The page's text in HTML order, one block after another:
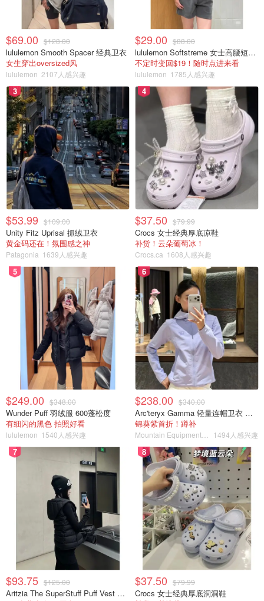
✅主要成分：MGO 300麦卢卡蜂蜜，维生素B3，镁
✅添加红景天，蜂花粉，5HTP（氨基酸类物质）
✅缓解焦虑、疲劳，精神紧张
✅有助于神经系统正常运作
✅每瓶30颗
⚠️适用于易焦虑，易失眠，工作压力大的人群
💙Immune Booster（蓝瓶）💙
$69.00 $128.00
lululemon Smooth Spacer 经典卫衣
女生穿出oversized风
lululemon 2107人感兴趣
$29.00 $88.00
lululemon Softstreme 女士高腰短裤 10cm
不定时变回$19！随时点进来看
lululemon 1785人感兴趣
3
$53.99 $109.00
Unity Fitz Uprisal 抓绒卫衣
黄金码还在！氛围感之神
Patagonia 1639人感兴趣
4
$37.50 $79.99
Crocs 女士经典厚底凉鞋
补货！云朵葡萄冰！
Crocs.ca 1608人感兴趣
5
$249.00 $348.00
Wunder Puff 羽绒服 600蓬松度
有细闪的黑色 拍照好看
lululemon 1540人感兴趣
6
$238.00 $340.00
Arc'teryx Gamma 轻量连帽卫衣 女款
锦葵紫首折！蹲补
1494人感兴趣
7
$93.75 $125.00
Aritzia The SuperStuff Puff Vest 轻盈亮面马甲
8
$37.50 $79.99
Crocs 女士经典厚底洞洞鞋